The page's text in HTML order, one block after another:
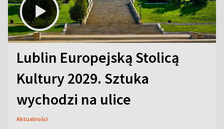
Lublin Europejską Stolicą
Kultury 2029. Sztuka
wychodzi na ulice
Aktualności